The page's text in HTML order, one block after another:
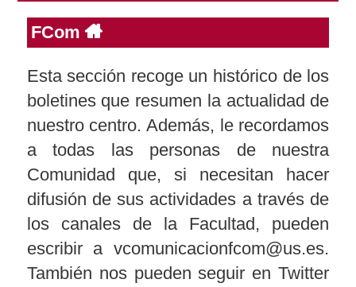
Reservas
Calendario Lectivo
Horarios
Exámenes Grado
PeriodismoSecretaría Virtual
FCom
Esta sección recoge un histórico de los
boletines que resumen la actualidad de
nuestro centro. Además, le recordamos
a todas las personas de nuestra
Comunidad que, si necesitan hacer
difusión de sus actividades a través de
los canales de la Facultad, pueden
escribir a vcomunicacionfcom@us.es.
También nos pueden seguir en Twitter